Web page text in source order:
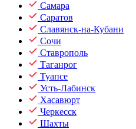
Самара
Саратов
Славянск-на-Кубани
Сочи
Ставрополь
Таганрог
Туапсе
Усть-Лабинск
Хасавюрт
Черкесск
Шахты